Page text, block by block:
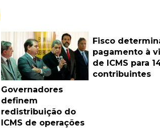
Governadores
definem
redistribuição do
ICMS de operações
Fisco
pagamento à
de ICMS para
contribuintes